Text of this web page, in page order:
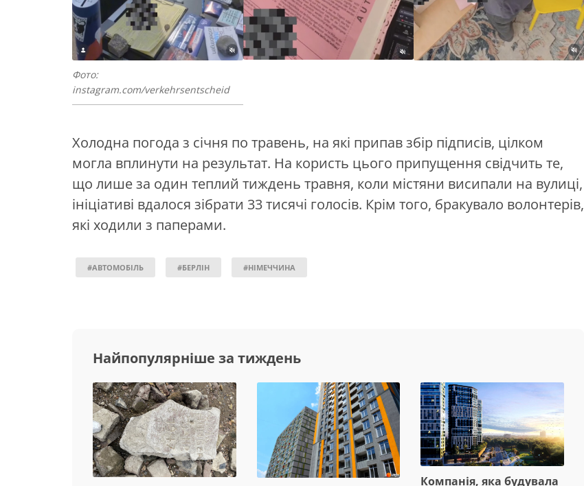
Фото:
instagram.com/verkehrsentscheid
Холодна погода з січня по травень, на які припав збір підписів, цілком
могла вплинути на результат. На користь цього припущення свідчить те,
що лише за один теплий тиждень травня, коли містяни висипали на вулиці,
ініціативі вдалося зібрати 33 тисячі голосів. Крім того, бракувало волонтерів,
які ходили з паперами.
#АВТОМОБІЛЬ #БЕРЛІН #НІМЕЧЧИНА
Найпопулярніше за тиждень
Компанія, яка будувала